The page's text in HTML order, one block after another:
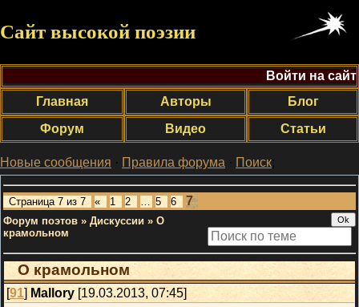
Сайт высокой поэзии
Войти на сайт
Главная
Авторы
Блог
Форум
Видео Статьи
Новые сообщения · Правила форума · Поиск;
Страница 7 из 7 « 1 2 … 5 6 7
Форум поэтов » Дискуссии » О
крамольном
О крамольном
[91]Mallory [19.03.2013, 07:45]